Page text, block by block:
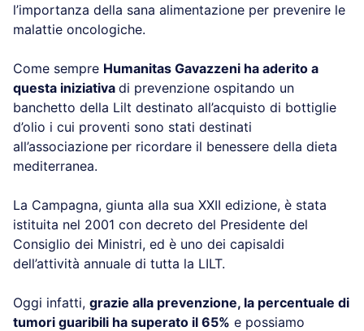
l’importanza della sana alimentazione per prevenire le
malattie oncologiche.
Come sempre Humanitas Gavazzeni ha aderito a
questa iniziativa di prevenzione ospitando un
banchetto della Lilt destinato all’acquisto di bottiglie
d’olio i cui proventi sono stati destinati
all’associazione per ricordare il benessere della dieta
mediterranea.
La Campagna, giunta alla sua XXII edizione, è stata
istituita nel 2001 con decreto del Presidente del
Consiglio dei Ministri, ed è uno dei capisaldi
dell’attività annuale di tutta la LILT.
Oggi infatti, grazie alla prevenzione, la percentuale di
tumori guaribili ha superato il 65% e possiamo